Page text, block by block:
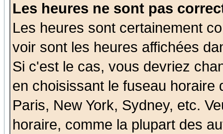
Les heures ne sont pas
Les heures sont certainement
voir sont les heures affichées
Si c'est le cas, vous devriez
en choisissant le fuseau
Paris, New York, Sydney, etc.
horaire, comme la plupart des